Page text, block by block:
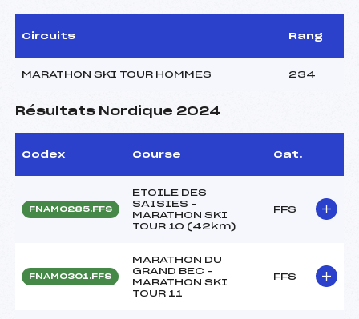
Circuits Rang
MARATHON SKI TOUR HOMMES 234
Résultats Nordique 2024
Codex Course Cat.
FNAM0285.FFS
ETOILE DES
SAISIES –
MARATHON SKI
TOUR 10 (42km)
FFS
FNAM0301.FFS
MARATHON DU
GRAND BEC –
MARATHON SKI
TOUR 11
FFS